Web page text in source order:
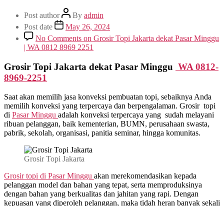
Post author By admin
Post date
May 26, 2024
No Comments on Grosir Topi Jakarta dekat Pasar Minggu
| WA 0812 8969 2251
Grosir Topi Jakarta dekat Pasar Minggu WA 0812-
8969-2251
Saat akan memilih jasa konveksi pembuatan topi, sebaiknya Anda
memilih konveksi yang terpercaya dan berpengalaman. Grosir topi
di Pasar Minggu adalah konveksi terpercaya yang sudah melayani
ribuan pelanggan, baik kementerian, BUMN, perusahaan swasta,
pabrik, sekolah, organisasi, panitia seminar, hingga komunitas.
Grosir Topi Jakarta
Grosir topi di Pasar Minggu akan merekomendasikan kepada
pelanggan model dan bahan yang tepat, serta memproduksinya
dengan bahan yang berkualitas dan jahitan yang rapi. Dengan
kepuasan yang diperoleh pelanggan, maka tidah heran banyak sekali